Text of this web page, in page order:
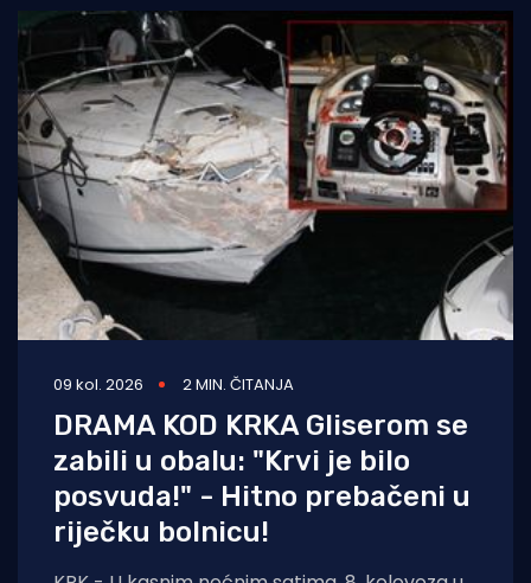
09 kol. 2026 2 MIN. ČITANJA
DRAMA KOD KRKA Gliserom se
zabili u obalu: "Krvi je bilo
posvuda!" - Hitno prebačeni u
riječku bolnicu!